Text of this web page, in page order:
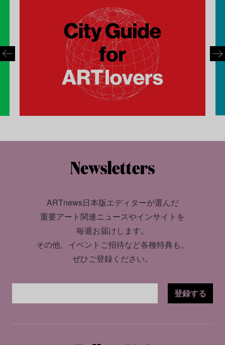
ARTnews日本版エディターが選んだ
重要アート関連ニュースやインサイトを
毎週お届けします。
その他、イベントご招待など各種特典も。
ぜひご登録ください。
登録する